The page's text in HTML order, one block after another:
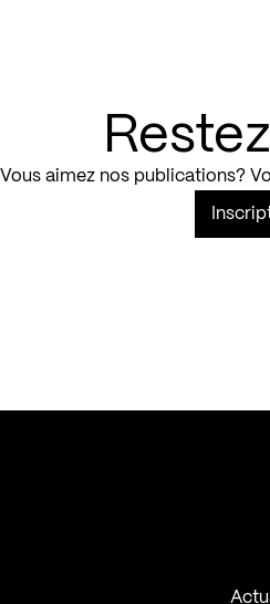
Vous aimez nos publications?